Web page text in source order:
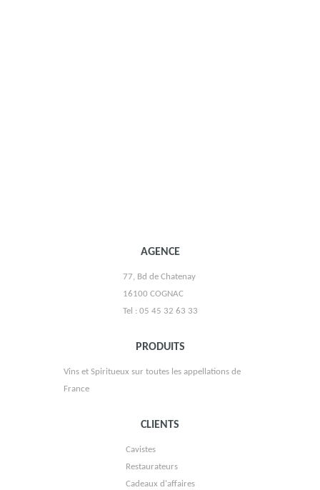
SOCIÉTÉ DES VINS DE PIZAY
AGENCE
77, Bd de Chatenay
16100 COGNAC
Tel : 05 45 32 63 33
PRODUITS
Vins et Spiritueux sur toutes les appellations de
France
CLIENTS
Cavistes
Restaurateurs
Cadeaux d'affaires